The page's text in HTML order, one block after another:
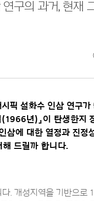
연구의 과거, 현재
픽 설화수 인삼 연구
년)』이 탄생한지
삼에 대한 열정과 진
해 드릴까 합니다.
. 개성지역을 기반으로